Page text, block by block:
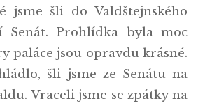
jsme šli do Valdštejnského
Senát. Prohlídka byla moc
paláce jsou opravdu krásné.
šli jsme ze Senátu na
Vraceli jsme se zpátky na